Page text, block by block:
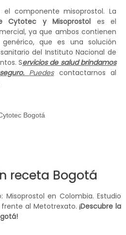
componente misoprostol. La
Cytotec y Misoprostol es el
ya que ambos contienen
que es una solución
del Instituto Nacional de
Servicios de salud brindamos
Puedescontactarnos al
receta Bogotá
en Colombia. Estudio
al Metotrexato.¡Descubre la